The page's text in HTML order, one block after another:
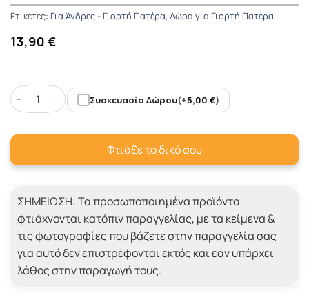
Ετικέτες: Για Άνδρες - Γιορτή Πατέρα, Δώρα για Γιορτή Πατέρα
13,90 €
Σετ Σουβέρ με 2 αγαπημένες σας Φωτογραφίες ποσότητα
Συσκευασία Δώρου(+5,00 €)
Φτιάξε το δικό σου
ΣΗΜΕΙΩΣΗ:Τα προσωποποιημένα προϊόντα
φτιάχνονται κατόπιν παραγγελίας, με τα κείμενα &
τις φωτογραφίες που βάζετε στην παραγγελία σας
για αυτό δεν επιστρέφονται εκτός και εάν υπάρχει
λάθος στην παραγωγή τους.